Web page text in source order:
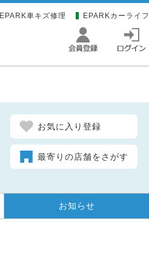
EPARK車キズ修理 EPARKカーライフ
お気に入り登録
最寄りの店舗をさがす
お知らせ